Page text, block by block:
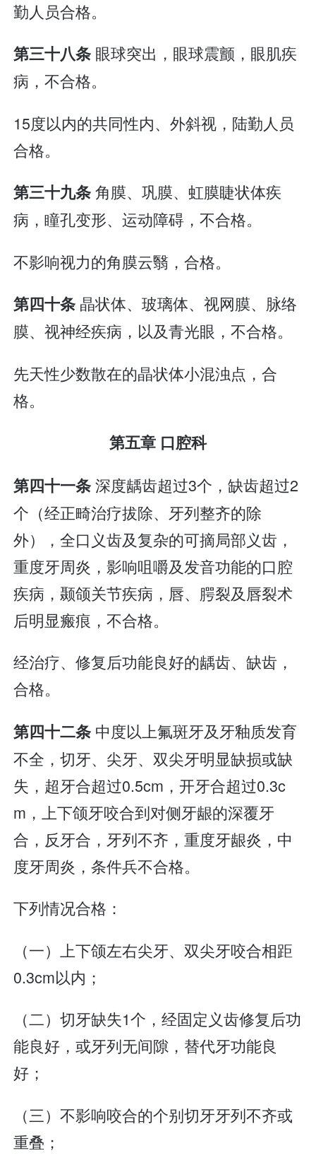
勤人员合格。
第三十八条 眼球突出，眼球震颤，眼肌疾
病，不合格。
15度以内的共同性内、外斜视，陆勤人员
合格。
第三十九条角膜、巩膜、虹膜睫状体疾
病，瞳孔变形、运动障碍，不合格。
不影响视力的角膜云翳，合格。
第四十条 晶状体、玻璃体、视网膜、脉络
膜、视神经疾病，以及青光眼，不合格。
先天性少数散在的晶状体小混浊点，合
格。
第五章 口腔科
第四十一条深度龋齿超过3个，缺齿超过2
个（经正畸治疗拔除、牙列整齐的除
外），全口义齿及复杂的可摘局部义齿，
重度牙周炎，影响咀嚼及发音功能的口腔
疾病，颞颌关节疾病，唇、腭裂及唇裂术
后明显瘢痕，不合格。
经治疗、修复后功能良好的龋齿、缺齿，
合格。
第四十二条 中度以上氟斑牙及牙釉质发育
不全，切牙、尖牙、双尖牙明显缺损或缺
失，超牙合超过0.5cm，开牙合超过0.3c
m，上下颌牙咬合到对侧牙龈的深覆牙
合，反牙合，牙列不齐，重度牙龈炎，中
度牙周炎，条件兵不合格。
下列情况合格：
（一）上下颌左右尖牙、双尖牙咬合相距
0.3cm以内；
（二）切牙缺失1个，经固定义齿修复后功
能良好，或牙列无间隙，替代牙功能良
好；
（三）不影响咬合的个别切牙牙列不齐或
重叠；